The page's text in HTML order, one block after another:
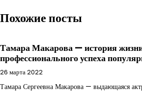
Похожие посты
Тамара Макарова — история
профессионального успеха
26 марта 2022
Тамара Сергеевна Макарова — выдающаяся